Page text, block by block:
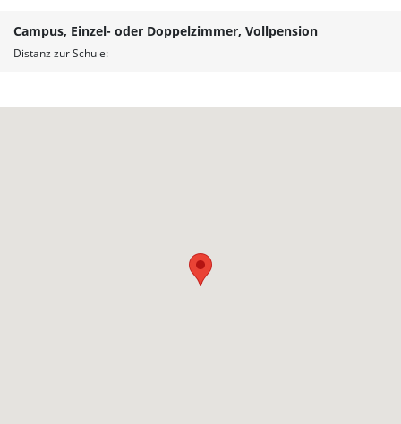
Campus, Einzel- oder Doppelzimmer, Vollpension
Distanz zur Schule: